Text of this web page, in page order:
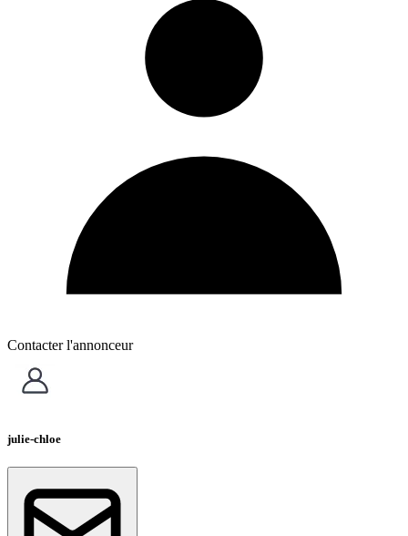
Contacter l'annonceur
julie-chloe